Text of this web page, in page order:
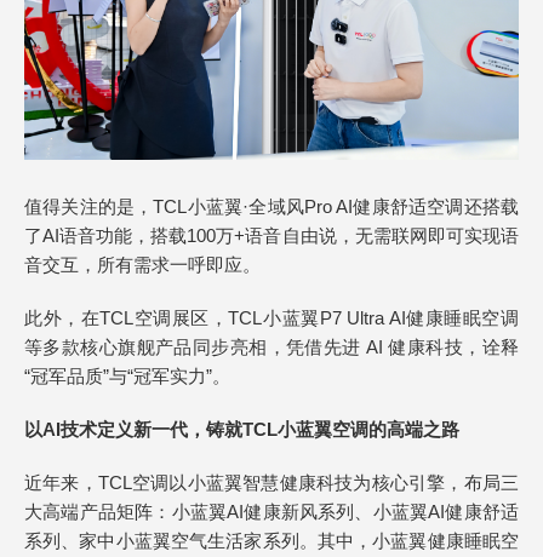
值得关注的是，TCL小蓝翼·全域风Pro AI健康舒适空调还搭载
了AI语音功能，搭载100万+语音自由说，无需联网即可实现语
音交互，所有需求一呼即应。
此外，在TCL空调展区，TCL小蓝翼P7 Ultra AI健康睡眠空调
等多款核心旗舰产品同步亮相，凭借先进 AI 健康科技，诠释
“冠军品质”与“冠军实力”。
以AI技术定义新一代，铸就TCL小蓝翼空调的高端之路
近年来，TCL空调以小蓝翼智慧健康科技为核心引擎，布局三
大高端产品矩阵：小蓝翼AI健康新风系列、小蓝翼AI健康舒适
系列、家中小蓝翼空气生活家系列。其中，小蓝翼健康睡眠空